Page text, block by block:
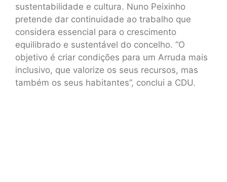
sustentabilidade e cultura. Nuno Peixinho
pretende dar continuidade ao trabalho que
considera essencial para o crescimento
equilibrado e sustentável do concelho. “O
objetivo é criar condições para um Arruda mais
inclusivo, que valorize os seus recursos, mas
também os seus habitantes”, conclui a CDU.